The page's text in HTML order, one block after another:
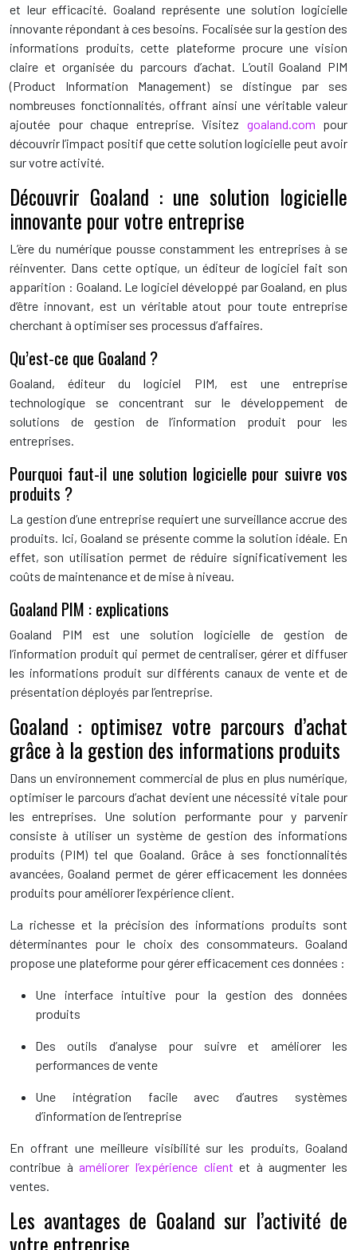
et leur efficacité. Goaland représente une solution logicielle
innovante répondant à ces besoins. Focalisée sur la gestion des
informations produits, cette plateforme procure une vision
claire et organisée du parcours d’achat. L’outil Goaland PIM
(Product Information Management) se distingue par ses
nombreuses fonctionnalités, offrant ainsi une véritable valeur
ajoutée pour chaque entreprise. Visitez goaland.com pour
découvrir l’impact positif que cette solution logicielle peut avoir
sur votre activité.
Découvrir Goaland : une solution logicielle
innovante pour votre entreprise
L’ère du numérique pousse constamment les entreprises à se
réinventer. Dans cette optique, un éditeur de logiciel fait son
apparition : Goaland. Le logiciel développé par Goaland, en plus
d’être innovant, est un véritable atout pour toute entreprise
cherchant à optimiser ses processus d’affaires.
Qu’est-ce que Goaland ?
Goaland, éditeur du logiciel PIM, est une entreprise
technologique se concentrant sur le développement de
solutions de gestion de l’information produit pour les
entreprises.
Pourquoi faut-il une solution logicielle pour suivre vos
produits ?
La gestion d’une entreprise requiert une surveillance accrue des
produits. Ici, Goaland se présente comme la solution idéale. En
effet, son utilisation permet de réduire significativement les
coûts de maintenance et de mise à niveau.
Goaland PIM : explications
Goaland PIM est une solution logicielle de gestion de
l’information produit qui permet de centraliser, gérer et diffuser
les informations produit sur différents canaux de vente et de
présentation déployés par l’entreprise.
Goaland : optimisez votre parcours d’achat
grâce à la gestion des informations produits
Dans un environnement commercial de plus en plus numérique,
optimiser le parcours d’achat devient une nécessité vitale pour
les entreprises. Une solution performante pour y parvenir
consiste à utiliser un système de gestion des informations
produits (PIM) tel que Goaland. Grâce à ses fonctionnalités
avancées, Goaland permet de gérer efficacement les données
produits pour améliorer l’expérience client.
La richesse et la précision des informations produits sont
déterminantes pour le choix des consommateurs. Goaland
propose une plateforme pour gérer efficacement ces données :
Une interface intuitive pour la gestion des données
produits
Des outils d’analyse pour suivre et améliorer les
performances de vente
Une intégration facile avec d’autres systèmes
d’information de l’entreprise
En offrant une meilleure visibilité sur les produits, Goaland
contribue àaméliorer l’expérience client et à augmenter les
ventes.
Les avantages de Goaland sur l’activité de
votre entreprise